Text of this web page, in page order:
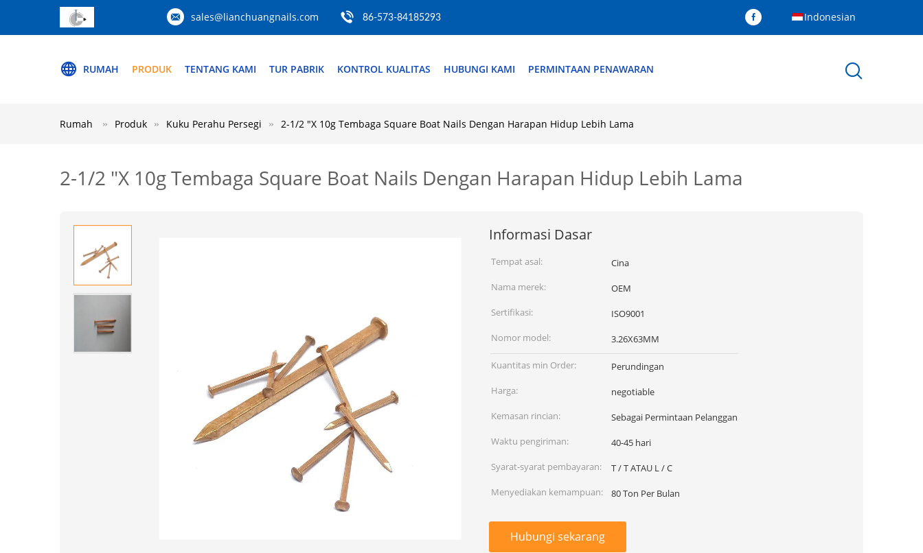
sales@lianchuangnails.com 86-573-84185293 Indonesian
RUMAH PRODUK TENTANG KAMI TUR PABRIK KONTROL KUALITAS HUBUNGI KAMI PERMINTAAN PENAWARAN
Rumah Produk Kuku Perahu Persegi 2-1/2 "X 10g Tembaga Square Boat Nails Dengan Harapan Hidup Lebih Lama
2-1/2 "X 10g Tembaga Square Boat Nails Dengan Harapan Hidup Lebih Lama
Informasi Dasar
Tempat asal:
Cina
Nama merek:
OEM
Sertifikasi:
ISO9001
Nomor model:
3.26X63MM
Kuantitas min Order:
Perundingan
Harga:
negotiable
Kemasan rincian:
Sebagai Permintaan Pelanggan
Waktu pengiriman:
40-45 hari
Syarat-syarat pembayaran:
T / T ATAU L / C
Menyediakan kemampuan:
80 Ton Per Bulan
Hubungi sekarang